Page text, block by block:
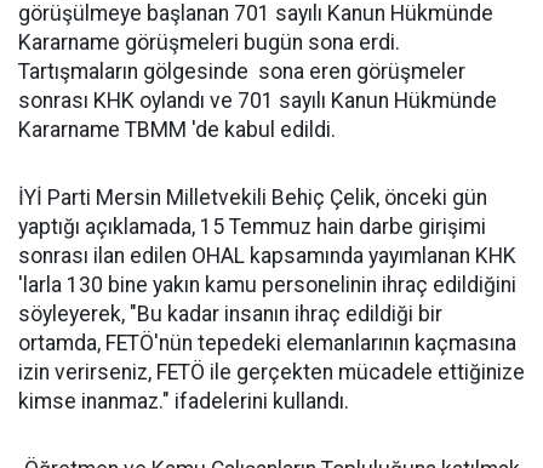
görüşülmeye başlanan 701 sayılı Kanun Hükmünde
Kararname görüşmeleri bugün sona erdi.
Tartışmaların gölgesinde sona eren görüşmeler
sonrası KHK oylandı ve 701 sayılı Kanun Hükmünde
Kararname TBMM 'de kabul edildi.
İYİ Parti Mersin Milletvekili Behiç Çelik, önceki gün
yaptığı açıklamada, 15 Temmuz hain darbe girişimi
sonrası ilan edilen OHAL kapsamında yayımlanan KHK
'larla 130 bine yakın kamu personelinin ihraç edildiğini
söyleyerek, "Bu kadar insanın ihraç edildiği bir
ortamda, FETÖ'nün tepedeki elemanlarının kaçmasına
izin verirseniz, FETÖ ile gerçekten mücadele ettiğinize
kimse inanmaz." ifadelerini kullandı.